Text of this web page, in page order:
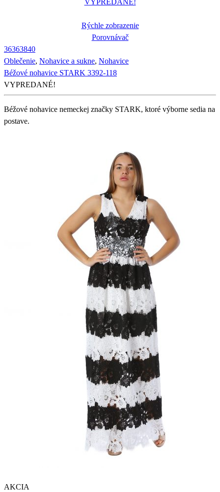
VYPREDANÉ!
Rýchle zobrazenie
Porovnávač
36363840
Oblečenie, Nohavice a sukne, Nohavice
Béžové nohavice STARK 3392-118
VYPREDANÉ!
Béžové nohavice nemeckej značky STARK, ktoré výborne sedia na
postave.
AKCIA